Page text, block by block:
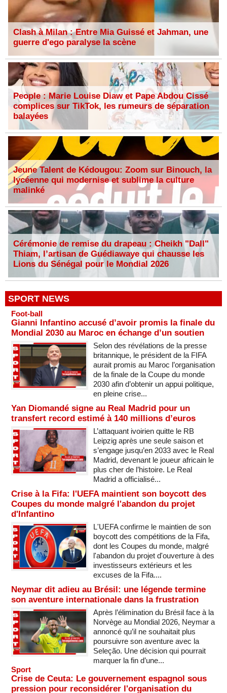
Clash à Milan : Entre Mia Guissé et Jahman, une
guerre d'ego paralyse la scène
People : Marie Louise Diaw et Pape Abdou Cissé
complices sur TikTok, les rumeurs de séparation
balayées
Jeune Talent de Kédougou: Zoom sur Binouch, la
lycéenne qui modernise et sublime la culture
malinké
Cérémonie de remise du drapeau : Cheikh "Dall"
Thiam, l’artisan de Guédiawaye qui chausse les
Lions du Sénégal pour le Mondial 2026
SPORT NEWS
Foot-ball
Gianni Infantino accusé d’avoir promis la finale du
Mondial 2030 au Maroc en échange d’un soutien
Selon des révélations de la presse
britannique, le président de la FIFA
aurait promis au Maroc l’organisation
de la finale de la Coupe du monde
2030 afin d’obtenir un appui politique,
en pleine crise...
Yan Diomandé signe au Real Madrid pour un
transfert record estimé à 140 millions d’euros
L’attaquant ivoirien quitte le RB
Leipzig après une seule saison et
s’engage jusqu’en 2033 avec le Real
Madrid, devenant le joueur africain le
plus cher de l’histoire. Le Real
Madrid a officialisé...
Crise à la Fifa: l'UEFA maintient son boycott des
Coupes du monde malgré l'abandon du projet
d'Infantino
L'UEFA confirme le maintien de son
boycott des compétitions de la Fifa,
dont les Coupes du monde, malgré
l'abandon du projet d'ouverture à des
investisseurs extérieurs et les
excuses de la Fifa....
Neymar dit adieu au Brésil: une légende termine
son aventure internationale dans la frustration
Après l’élimination du Brésil face à la
Norvège au Mondial 2026, Neymar a
annoncé qu’il ne souhaitait plus
poursuivre son aventure avec la
Seleção. Une décision qui pourrait
marquer la fin d’une...
Sport
Crise de Ceuta: Le gouvernement espagnol sous
pression pour reconsidérer l'organisation du